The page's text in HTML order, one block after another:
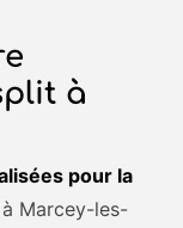
à
pour la
Marcey-les-